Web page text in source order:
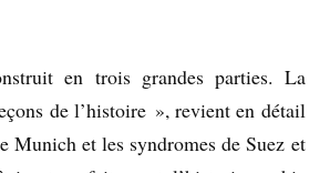
en trois grandes parties. La
de l’histoire », revient en détail
Munich et les syndromes de Suez et